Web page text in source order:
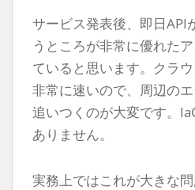
サービス発表後、即日API
うところが非常に優れた
ていると思います。クラ
非常に速いので、周辺の
追いつくのが大変です。
ありません。
実務上ではこれが大きな